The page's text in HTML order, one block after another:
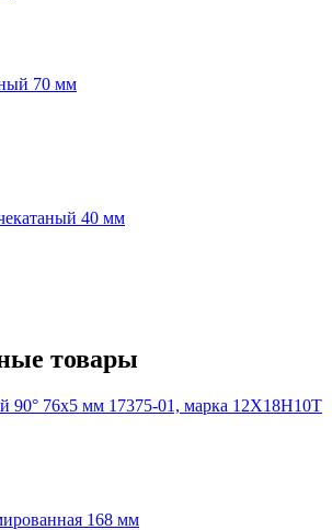
70 мм
40 мм
товары
90° 76х5 мм 17375-01, марка 12Х18Н10Т
168 мм